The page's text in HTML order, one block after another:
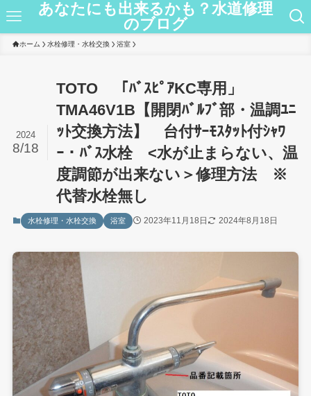
あなたにも出来るかも？水道修理
のブログ
ホーム 水栓修理・水栓交換 浴室
TOTO 「ﾊﾞｽﾋﾟｱKC専用」
TMA46V1B【開閉ﾊﾞﾙﾌﾞ部・温調ﾕﾆ
ｯﾄ交換方法】 台付ｻｰﾓｽﾀｯﾄ付ｼｬﾜ
ｰ・ﾊﾞｽ水栓 <水が止まらない、温
度調節が出来ない＞修理方法 ※
代替水栓無し
2024
8/18
水栓修理・水栓交換 浴室 2023年11月18日 2024年8月18日